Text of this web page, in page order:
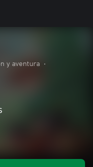
y aventura
•